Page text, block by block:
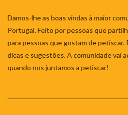
Damos-lhe as boas vindas à maior
Portugal. Feito por pessoas que
para pessoas que gostam de petiscar.
dicas e sugestões. A comunidade vai
quando nos juntamos a petiscar!